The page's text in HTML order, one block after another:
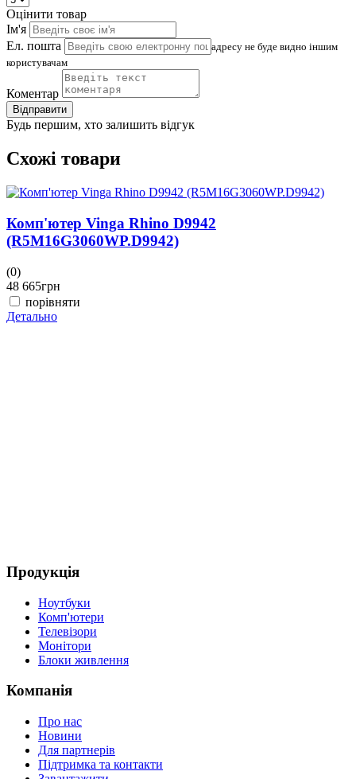
Оцінити товар
Ім'я
Ел. пошта
адресу не буде видно іншим
користувачам
Коментар
Відправити
Будь першим, хто залишить відгук
Схожі товари
Комп'ютер Vinga Rhino D9942
(R5M16G3060WP.D9942)
(0)
48 665грн
порівняти
Детально
Продукція
Ноутбуки
Комп'ютери
Телевізори
Монітори
Блоки живлення
Компанія
Про нас
Новини
Для партнерів
Підтримка та контакти